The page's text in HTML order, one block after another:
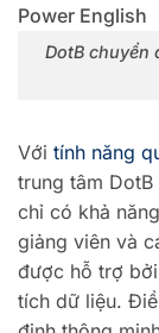
DotB chuyển
Với tính năng
trung tâm DotB
chỉ có khả
giảng viên và
được hỗ trợ
tích dữ liệu.